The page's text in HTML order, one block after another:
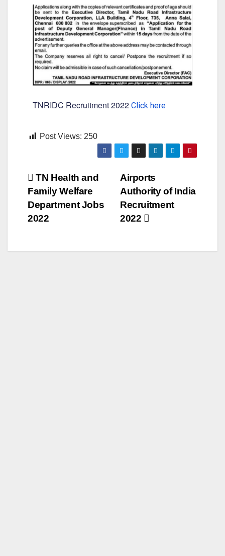
TNRIDC Recruitment 2022 Click here
Post Views: 250
Airports
Authority of India
Recruitment
2022
TN Health and
Family Welfare
Department Jobs
2022